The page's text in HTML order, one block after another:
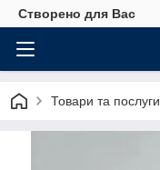
Створено для Вас
Товари та послуги